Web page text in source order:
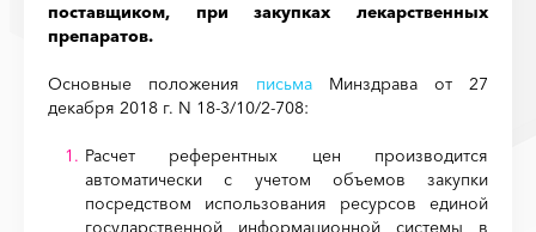
поставщиком, при закупках лекарственных
препаратов.
Основные положения письма Минздрава от 27
декабря 2018 г. N 18-3/10/2-708:
Расчет референтных цен производится
автоматически с учетом объемов закупки
посредством использования ресурсов единой
государственной информационной системы в